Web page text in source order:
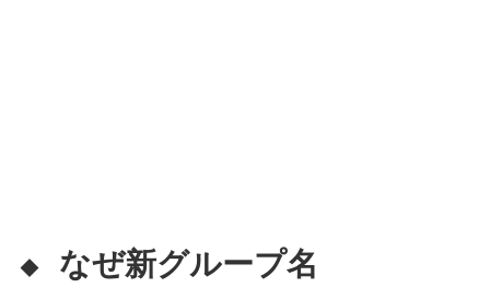
◆ なぜ新グループ名